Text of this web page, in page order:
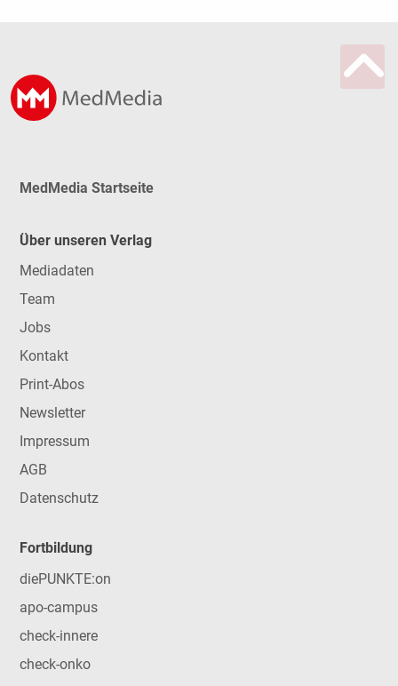
MedMedia Startseite
Über unseren Verlag
Mediadaten
Team
Jobs
Kontakt
Print-Abos
Newsletter
Impressum
AGB
Datenschutz
Fortbildung
diePUNKTE:on
apo-campus
check-innere
check-onko